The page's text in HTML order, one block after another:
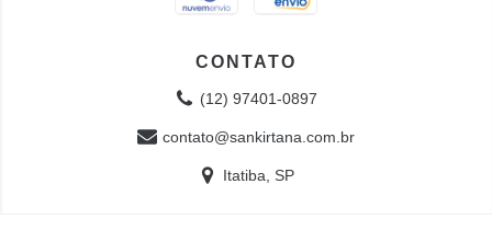
CONTATO
(12) 97401-0897
contato@sankirtana.com.br
Itatiba, SP